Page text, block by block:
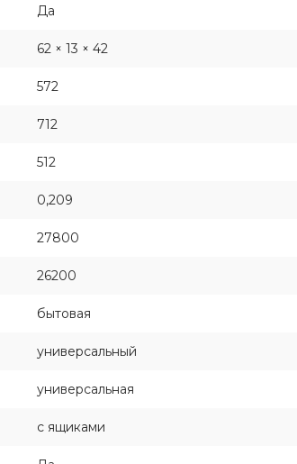
Да
62 × 13 × 42
572
712
512
0,209
27800
26200
бытовая
универсальный
универсальная
с ящиками